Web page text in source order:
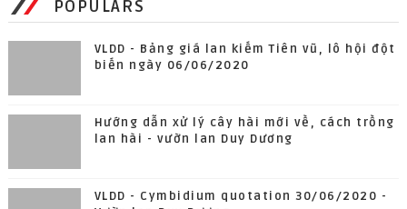
POPULARS
VLDD - Bảng giá lan kiếm Tiên vũ, lô hội đột
biến ngày 06/06/2020
Hướng dẫn xử lý cây hài mới về, cách trồng
lan hài - vườn lan Duy Dương
VLDD - Cymbidium quotation 30/06/2020 -